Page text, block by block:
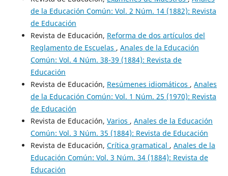
de la Educación Común: Vol. 2 Núm. 14 (1882): Revista
de Educación
Revista de Educación, Reforma de dos artículos del
Reglamento de Escuelas , Anales de la Educación
Común: Vol. 4 Núm. 38-39 (1884): Revista de
Educación
Revista de Educación, Resúmenes idiomáticos , Anales
de la Educación Común: Vol. 1 Núm. 25 (1970): Revista
de Educación
Revista de Educación, Varios , Anales de la Educación
Común: Vol. 3 Núm. 35 (1884): Revista de Educación
Revista de Educación, Crítica gramatical , Anales de la
Educación Común: Vol. 3 Núm. 34 (1884): Revista de
Educación